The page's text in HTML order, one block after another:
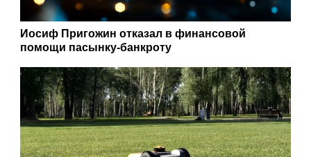
Иосиф Пригожин отказал в финансовой
помощи пасынку-банкроту